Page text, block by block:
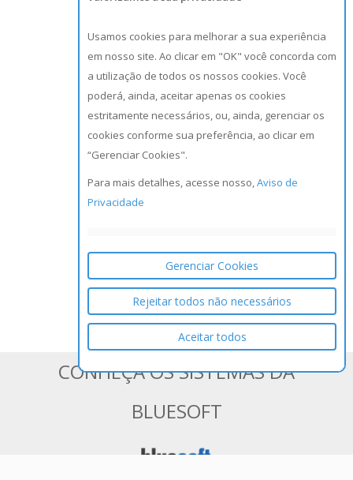
CONHEÇA OS SISTEMAS DA
BLUESOFT
Usamos cookies para melhorar a sua experiência
em nosso site. Ao clicar em "OK" você concorda com
a utilização de todos os nossos cookies. Você
poderá, ainda, aceitar apenas os cookies
estritamente necessários, ou, ainda, gerenciar os
cookies conforme sua preferência, ao clicar em
“Gerenciar Cookies".
Para mais detalhes, acesse nosso,Aviso de
Privacidade
Gerenciar Cookies
Rejeitar todos não necessários
Aceitar todos